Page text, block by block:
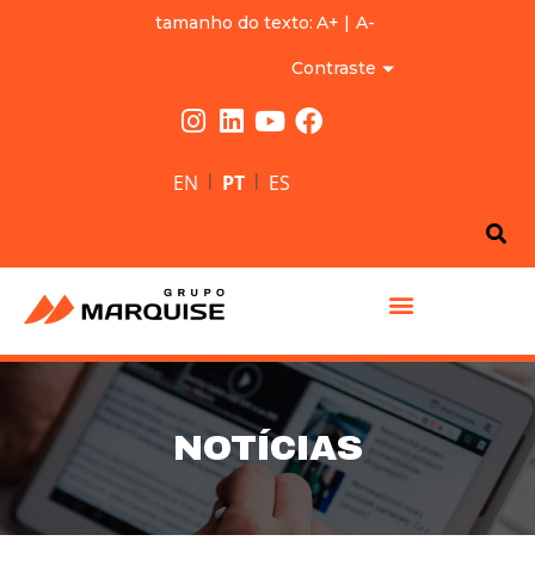
tamanho do texto: A+ | A-
Contraste
EN | PT | ES
NOTÍCIAS